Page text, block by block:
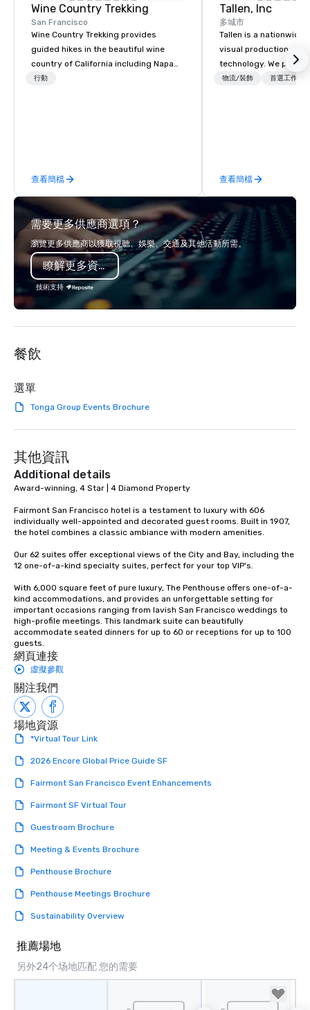
Wine Country Trekking
San Francisco
Wine Country Trekking provides
guided hikes in the beautiful wine
country of California including Napa
and Sonoma Valleys. These
day hikes we provide luxury self-
guided inn-to-in walking vacations
from the gateway City of San
Francisco to the California wine
country with a focus on superb hiking,
lodging, food and wine. We also have
a Monterey Bay Trek.
行動
查看簡檔
Tallen, Inc
多城市
Tallen is a nationwide
visual production and
technology. We
solutions — from
while helping clients
costs. Trusted by top
across all industries,
visions to life and
event creates lasting
物流/裝飾 首選工作人
查看簡檔
需要更多供應商選項？
瀏覽更多供應商以獲取視聽、娛樂、交通及其他活動所需。
瞭解更多資訊
技術支持
餐飲
選單
Tonga Group Events Brochure
其他資訊
Additional details
Award-winning, 4 Star | 4 Diamond Property
Fairmont San Francisco hotel is a testament to luxury with 606
individually well-appointed and decorated guest rooms. Built in 1907,
the hotel combines a classic ambiance with modern amenities.
Our 62 suites offer exceptional views of the City and Bay, including the
12 one-of-a-kind specialty suites, perfect for your top VIP's.
With 6,000 square feet of pure luxury, The Penthouse offers one-of-a-
kind accommodations, and provides an unforgettable setting for
important occasions ranging from lavish San Francisco weddings to
high-profile meetings. This landmark suite can beautifully
accommodate seated dinners for up to 60 or receptions for up to 100
guests.
網頁連接
虛擬參觀
關注我們
場地資源
*Virtual Tour Link
2026 Encore Global Price Guide SF
Fairmont San Francisco Event Enhancements
Fairmont SF Virtual Tour
Guestroom Brochure
Meeting & Events Brochure
Penthouse Brochure
Penthouse Meetings Brochure
Sustainability Overview
推薦場地
另外24个场地匹配 您的需要